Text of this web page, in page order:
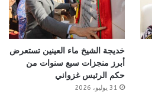
خديجة الشيخ ماء العينين تستعرض
أبرز منجزات سبع سنوات من
حكم الرئيس غزواني
31 يوليو، 2026